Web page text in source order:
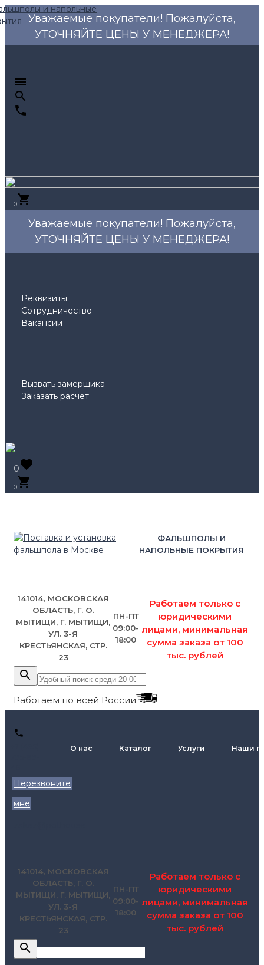
Уважаемые покупатели! Пожалуйста,
УТОЧНЯЙТЕ ЦЕНЫ У МЕНЕДЖЕРА!
0
Уважаемые покупатели! Пожалуйста,
УТОЧНЯЙТЕ ЦЕНЫ У МЕНЕДЖЕРА!
Реквизиты
Сотрудничество
Вакансии
Вызвать замерщика
Заказать расчет
0
0
ФАЛЬШПОЛЫ И
НАПОЛЬНЫЕ ПОКРЫТИЯ
141014, МОСКОВСКАЯ
ОБЛАСТЬ, Г. О.
МЫТИЩИ, Г. МЫТИЩИ,
УЛ. 3-Я
КРЕСТЬЯНСКАЯ, СТР.
23
ПН-ПТ
09:00-
18:00
Работаем только с
юридическими
лицами, минимальная
сумма заказа от 100
тыс. рублей
Работаем по всей России
Перезвоните
мне
О нас Каталог Услуги Наши
141014, МОСКОВСКАЯ
ОБЛАСТЬ, Г. О.
МЫТИЩИ, Г. МЫТИЩИ,
УЛ. 3-Я
КРЕСТЬЯНСКАЯ, СТР.
23
ПН-ПТ
09:00-
18:00
Работаем только с
юридическими
лицами, минимальная
сумма заказа от 100
тыс. рублей